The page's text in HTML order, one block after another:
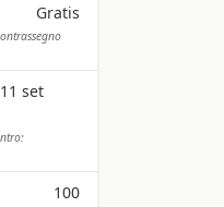
Gratis
set
100